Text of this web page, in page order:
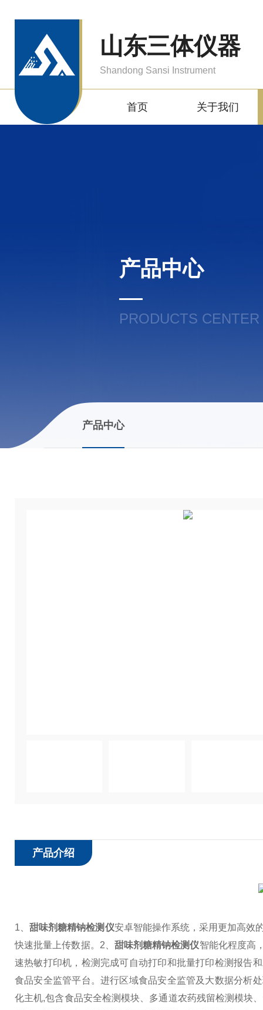
山东三体仪器
Shandong Sansi Instrument
首页 关于我们
产品中心
PRODUCTS CENTER
产品中心
产品介绍
1、甜味剂糖精钠检测仪安卓智能操作系统，采用更加高效
快速批量上传数据。 2、 甜味剂糖精钠检测仪智能化程度高
速热敏打印机，检测完成可自动打印和批量打印检测报告
食品安全监管平台。进行区域食品安全监管及大数据分析
化主机,包含食品安全检测模块、多通道农药残留检测模块